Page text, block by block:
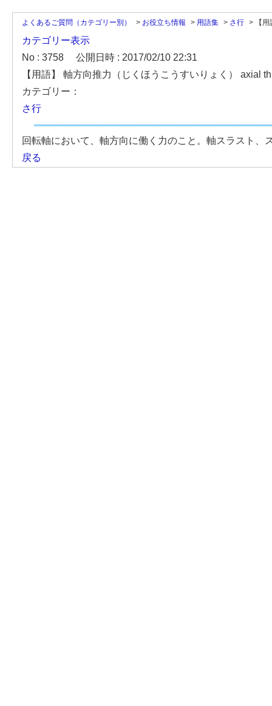
よくあるご質問（カテゴリー別） > お役立ち情報 > 用語集 > さ行 > 【
カテゴリー表示
No : 3758
公開日時 : 2017/02/10 22:31
【用語】 軸方向推力（じくほうこうすいりょく） axial
カテゴリー：
さ行
回転軸において、軸方向に働く力のこと。軸スラスト、
戻る